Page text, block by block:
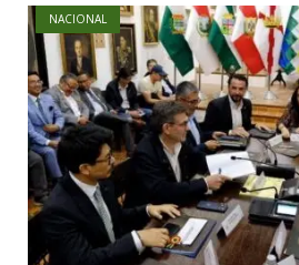
NACIONAL